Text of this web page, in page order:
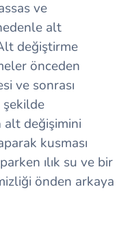
ve
alt
değiştirme
önceden
ve sonrası
şekilde
alt değişimini
kusması
ılık su ve bir
önden arkaya